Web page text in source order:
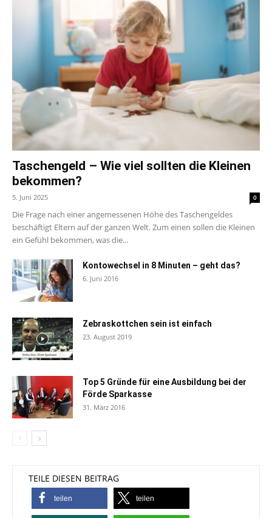
Taschengeld – Wie viel sollten die Kleinen
bekommen?
5. Juni 2025 0
Die Frage nach einer angemessenen Höhe des Taschengeldes
beschäftigt Eltern auf der ganzen Welt. Zum einen sollen die Kleinen
ein Gefühl bekommen, was die...
Kontowechsel in 8 Minuten – geht das?
6. Juni 2016
Zebraskottchen sein ist einfach
23. August 2019
Top 5 Gründe für eine Ausbildung bei der
Förde Sparkasse
31. März 2016
TEILE DIESEN BEITRAG
teilen teilen